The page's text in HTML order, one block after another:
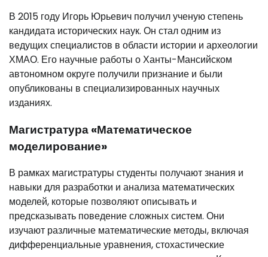
В 2015 году Игорь Юрьевич получил ученую степень
кандидата исторических наук. Он стал одним из
ведущих специалистов в области истории и археологии
ХМАО. Его научные работы о Ханты-Мансийском
автономном округе получили признание и были
опубликованы в специализированных научных
изданиях.
Магистратура «Математическое
моделирование»
В рамках магистратуры студенты получают знания и
навыки для разработки и анализа математических
моделей, которые позволяют описывать и
предсказывать поведение сложных систем. Они
изучают различные математические методы, включая
дифференциальные уравнения, стохастические